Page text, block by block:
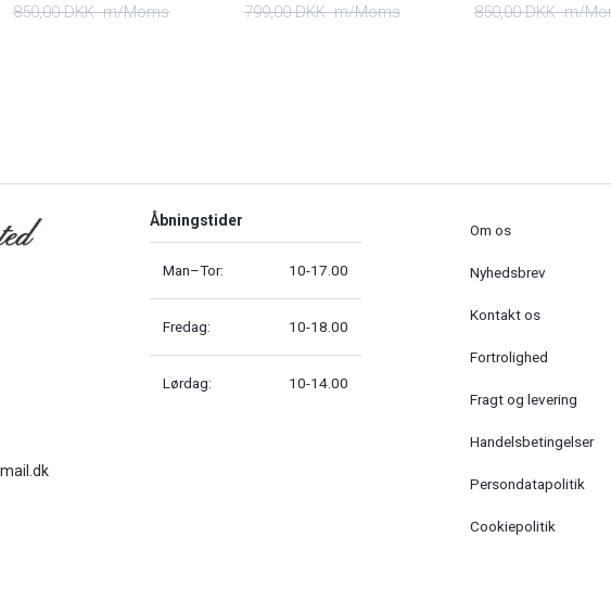
850,00 DKKm/Moms 799,00 DKKm/Moms 850,00 DKKm/
Åbningstider
Man–Tor: 10-17.00
Fredag: 10-18.00
Lørdag: 10-14.00
Om os
Nyhedsbrev
Kontakt os
Fortrolighed
Fragt og levering
Handelsbetingelser
Persondatapolitik
Cookiepolitik